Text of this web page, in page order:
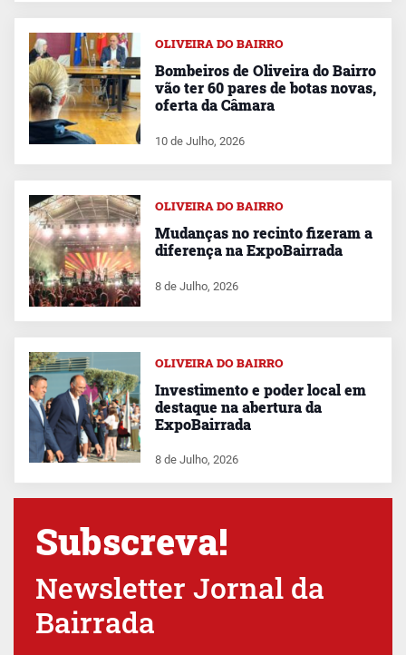
OLIVEIRA DO BAIRRO
Bombeiros de Oliveira do Bairro
vão ter 60 pares de botas novas,
oferta da Câmara
10 de Julho, 2026
OLIVEIRA DO BAIRRO
Mudanças no recinto fizeram a
diferença na ExpoBairrada
8 de Julho, 2026
OLIVEIRA DO BAIRRO
Investimento e poder local em
destaque na abertura da
ExpoBairrada
8 de Julho, 2026
Subscreva!
Newsletter Jornal da
Bairrada